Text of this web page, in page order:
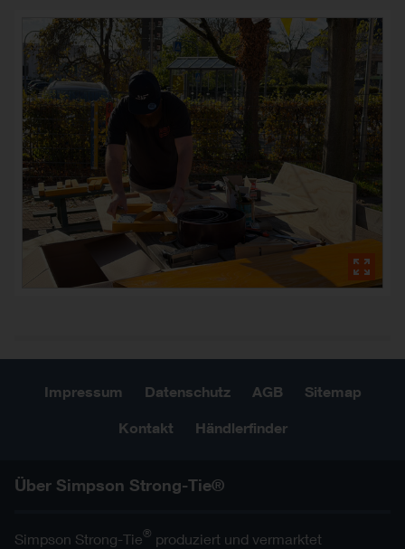
Impressum Datenschutz AGB Sitemap
Kontakt Händlerfinder
Über Simpson Strong-Tie®
Simpson Strong-Tie® produziert und vermarktet